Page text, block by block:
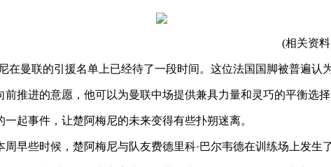
(相关资
在曼联的引援名单上已经待了一段时间。这位法国国脚被普遍认
推进的意愿，他可以为曼联中场提供兼具力量和灵巧的平衡选择
起事件，让楚阿梅尼的未来变得有些扑朔迷离。
早些时候，楚阿梅尼与队友费德里科·巴尔韦德在训练场上发